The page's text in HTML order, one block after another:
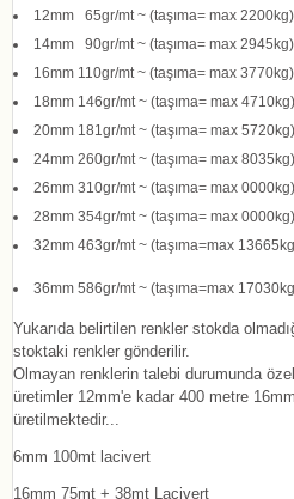
12mm 65gr/mt ~ (taşıma= max 2200kg)
14mm 90gr/mt ~ (taşıma= max 2945kg)
16mm 110gr/mt ~ (taşıma= max 3770kg)
18mm 146gr/mt ~ (taşıma= max 4710kg)
20mm 181gr/mt ~ (taşıma= max 5720kg)
24mm 260gr/mt ~ (taşıma= max 8035kg)
26mm 310gr/mt ~ (taşıma= max 0000kg)
28mm 354gr/mt ~ (taşıma= max 0000kg)
32mm 463gr/mt ~ (taşıma=max
36mm 586gr/mt ~ (taşıma=max
Yukarıda belirtilen renkler stokda
stoktaki renkler gönderilir.
Olmayan renklerin talebi durumunda
üretimler 12mm'e kadar 400 metre
üretilmektedir...
6mm 100mt lacivert
16mm 75mt + 38mt Lacivert